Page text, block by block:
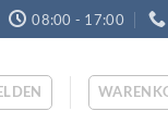
08:00 - 17:00